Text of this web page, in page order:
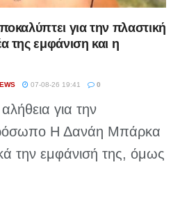
για την πλαστική
εμφάνιση και η
07-08-26 19:41 0
για την
Η Δανάη Μπάρκα
την εμφάνισή της, όμως